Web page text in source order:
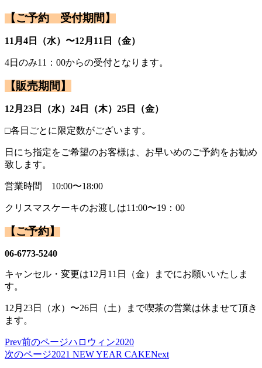
【ご予約 受付期間】
11月4日（水）〜12月11日（金）
4日のみ11：00からの受付となります。
【販売期間 】
12月23日（水）24日（木）25日（金）
□各日ごとに限定数がございます。
日にち指定をご希望のお客様は、お早いめのご予約をお勧め
致しま す。
営業時間 10:00〜18:00
クリスマスケーキのお渡しは11:00〜19：00
【ご予約】
06-6773-5240
キャンセル・変更は12月11日（金）までにお願いいたしま
す。
12月23日（水）〜26日（土）まで喫茶の営業は休ませて頂き
ます。
Prev前のページハロウィン2020
次のページ2021 NEW YEAR CAKENext